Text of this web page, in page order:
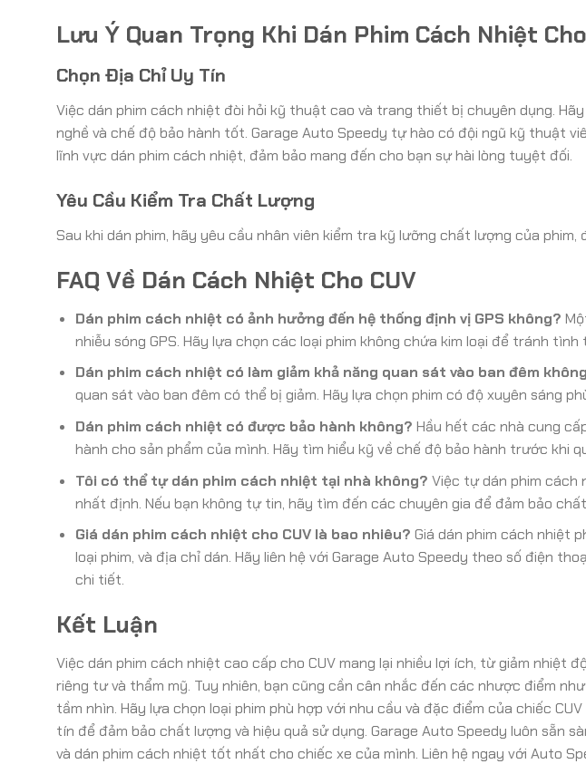
Lưu Ý Quan Trọng Khi Dán Phim Cách Nhiệt
Chọn Địa Chỉ Uy Tín
Việc dán phim cách nhiệt đòi hỏi kỹ thuật cao và trang thiết bị chuyên dụng.
nghề và chế độ bảo hành tốt. Garage Auto Speedy tự hào có đội ngũ kỹ thuật
lĩnh vực dán phim cách nhiệt, đảm bảo mang đến cho bạn sự hài lòng tuyệt đối.
Yêu Cầu Kiểm Tra Chất Lượng
Sau khi dán phim, hãy yêu cầu nhân viên kiểm tra kỹ lưỡng chất lượng của
FAQ Về Dán Cách Nhiệt Cho CUV
Dán phim cách nhiệt có ảnh hưởng đến hệ thống định vị GPS không?
nhiễu sóng GPS. Hãy lựa chọn các loại phim không chứa kim loại để tránh tình
Dán phim cách nhiệt có làm giảm khả năng quan sát vào ban đêm
quan sát vào ban đêm có thể bị giảm. Hãy lựa chọn phim có độ xuyên sáng
Dán phim cách nhiệt có được bảo hành không? Hầu hết các nhà cung
hành cho sản phẩm của mình. Hãy tìm hiểu kỹ về chế độ bảo hành trước khi
Tôi có thể tự dán phim cách nhiệt tại nhà không? Việc tự dán phim cách
nhất định. Nếu bạn không tự tin, hãy tìm đến các chuyên gia để đảm bảo
Giá dán phim cách nhiệt cho CUV là bao nhiêu? Giá dán phim cách nhiệt
loại phim, và địa chỉ dán. Hãy liên hệ với Garage Auto Speedy theo số điện
chi tiết.
Kết Luận
Việc dán phim cách nhiệt cao cấp cho CUV mang lại nhiều lợi ích, từ giảm nhiệt
riêng tư và thẩm mỹ. Tuy nhiên, bạn cũng cần cân nhắc đến các nhược điểm
tầm nhìn. Hãy lựa chọn loại phim phù hợp với nhu cầu và đặc điểm của chiếc
tín để đảm bảo chất lượng và hiệu quả sử dụng. Garage Auto Speedy luôn sẵn
và dán phim cách nhiệt tốt nhất cho chiếc xe của mình. Liên hệ ngay với Auto